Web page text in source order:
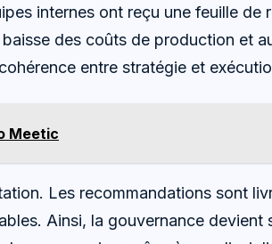
internes ont reçu une feuille de
des coûts de production et
entre stratégie et
Meetic
Les recommandations sont
Ainsi, la gouvernance devient